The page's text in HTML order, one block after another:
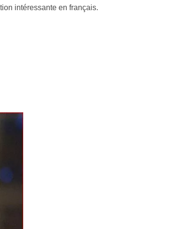
intéressante en français.